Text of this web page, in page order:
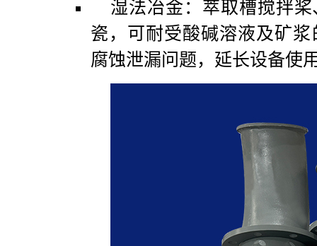
湿法冶金：萃取槽搅拌
瓷，可耐受酸碱溶液及矿
腐蚀泄漏问题，延长设备使